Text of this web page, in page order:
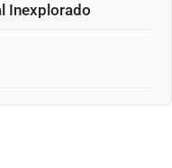
Inexplorado